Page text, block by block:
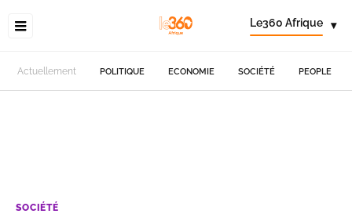
Le360 Afrique ▾
Actuellement POLITIQUE ECONOMIE SOCIÉTÉ PEOPLE
SOCIÉTÉ